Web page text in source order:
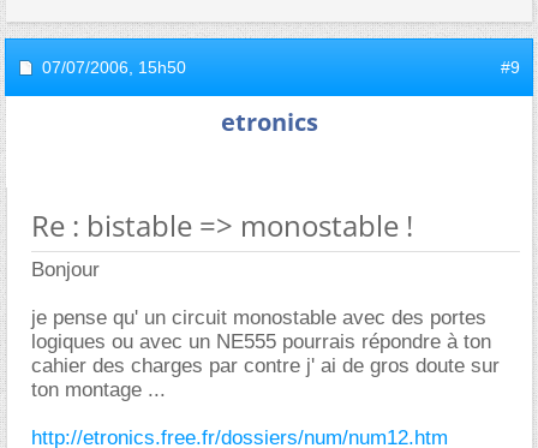
07/07/2006, 15h50 #9
etronics
Re : bistable => monostable !
Bonjour
je pense qu' un circuit monostable avec des portes
logiques ou avec un NE555 pourrais répondre à ton
cahier des charges par contre j' ai de gros doute sur
ton montage ...
http://etronics.free.fr/dossiers/num/num12.htm